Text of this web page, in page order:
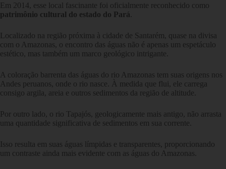
Em 2014, esse local fascinante foi oficialmente reconhecido como
patrimônio cultural do estado do Pará
Localizado na região próxima à cidade de Santarém, quase na divisa
com o Amazonas, o encontro das águas não é apenas um espetáculo
estético, mas também um marco geológico intrigante.
A coloração barrenta das águas do rio Amazonas tem suas origens nos
Andes peruanos, onde o rio nasce. À medida que flui, ele carrega
consigo argila, areia e outros sedimentos da região de altitude.
Por outro lado, o rio Tapajós, geologicamente mais antigo, não arrasta
uma quantidade significativa de sedimentos em sua corrente.
Isso resulta em suas águas límpidas e transparentes, proporcionando
um contraste ainda mais evidente com as águas do Amazonas.